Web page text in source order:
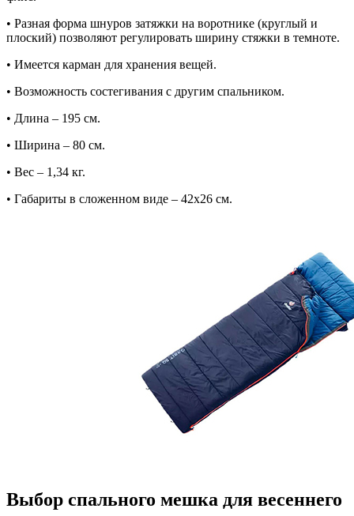
• Разная форма шнуров затяжки на воротнике (круглый и
плоский) позволяют регулировать ширину стяжки в темноте.
• Имеется карман для хранения вещей.
• Возможность состегивания с другим спальником.
• Длина – 195 см.
• Ширина – 80 см.
• Вес – 1,34 кг.
• Габариты в сложенном виде – 42х26 см.
Выбор спального мешка для весеннего